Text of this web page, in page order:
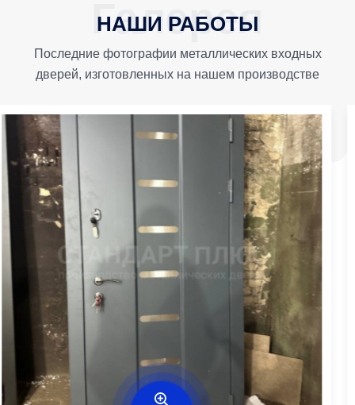
НАШИ РАБОТЫ
Последние фотографии металлических входных
дверей, изготовленных на нашем производстве